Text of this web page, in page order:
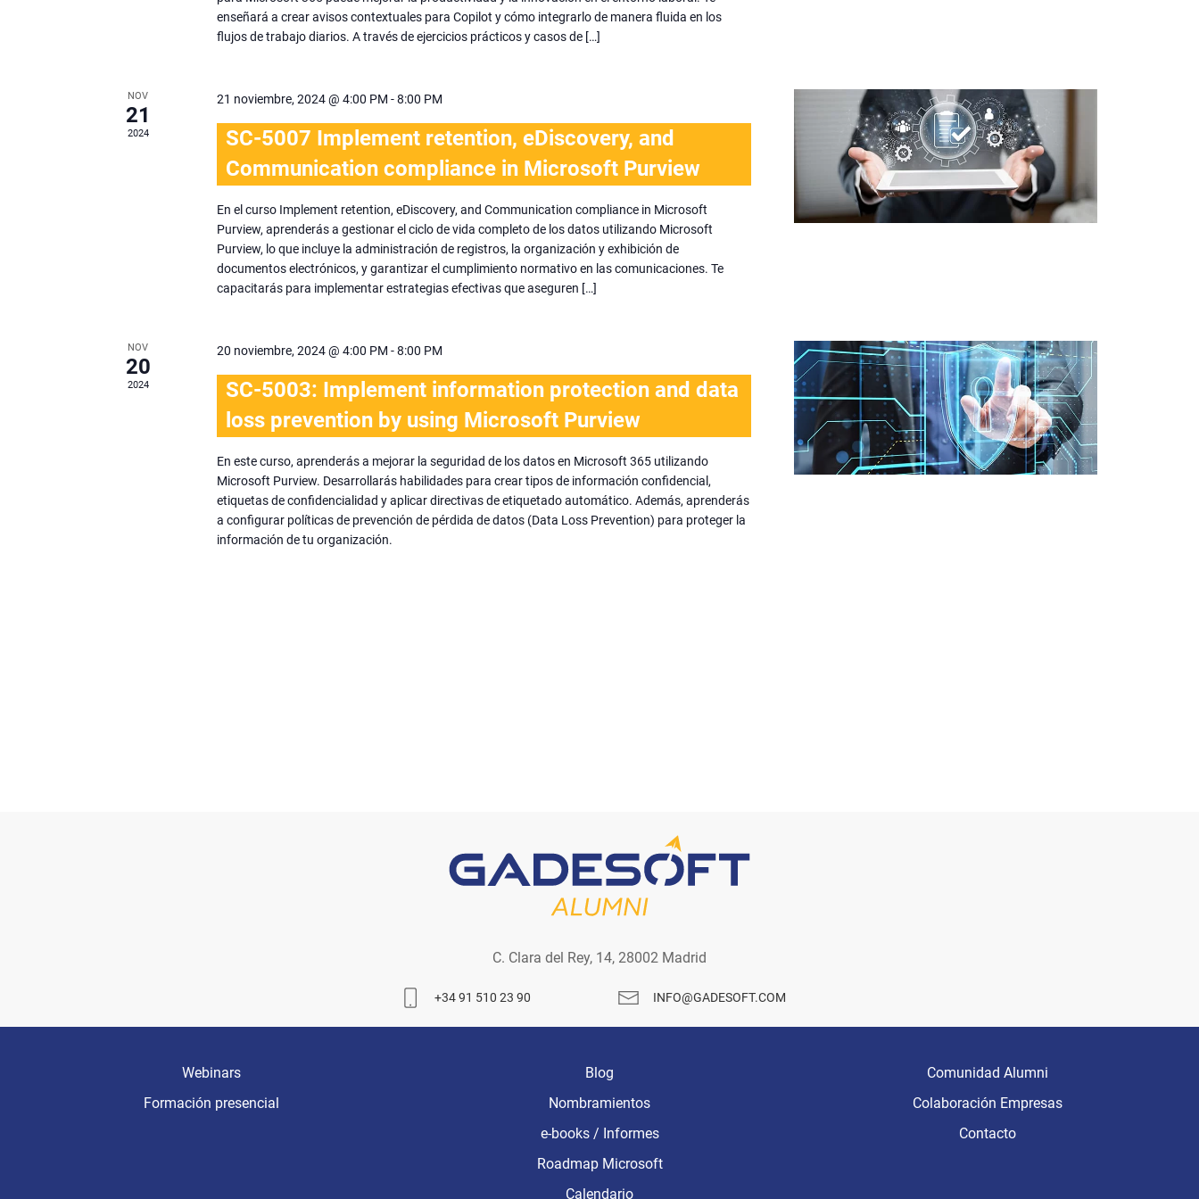
enseñará a crear avisos contextuales para Copilot y cómo integrarlo de manera fluida en los
flujos de trabajo diarios. A través de ejercicios prácticos y casos de […]
NOV
21
2024
21 noviembre, 2024 @ 4:00 PM -8:00 PM
SC-5007 Implement retention, eDiscovery, and
Communication compliance in Microsoft Purview
En el curso Implement retention, eDiscovery, and Communication compliance in Microsoft
Purview, aprenderás a gestionar el ciclo de vida completo de los datos utilizando Microsoft
Purview, lo que incluye la administración de registros, la organización y exhibición de
documentos electrónicos, y garantizar el cumplimiento normativo en las comunicaciones. Te
capacitarás para implementar estrategias efectivas que aseguren […]
NOV
20
2024
20 noviembre, 2024 @ 4:00 PM -8:00 PM
SC-5003: Implement information protection and data
loss prevention by using Microsoft Purview
En este curso, aprenderás a mejorar la seguridad de los datos en Microsoft 365 utilizando
Microsoft Purview. Desarrollarás habilidades para crear tipos de información confidencial,
etiquetas de confidencialidad y aplicar directivas de etiquetado automático. Además, aprenderás
a configurar políticas de prevención de pérdida de datos (Data Loss Prevention) para proteger la
información de tu organización.
C. Clara del Rey, 14, 28002 Madrid
+34 91 510 23 90 INFO@GADESOFT.COM
Webinars
Formación presencial
Blog
Nombramientos
e-books / Informes
Roadmap Microsoft
Calendario
Comunidad Alumni
Colaboración Empresas
Contacto